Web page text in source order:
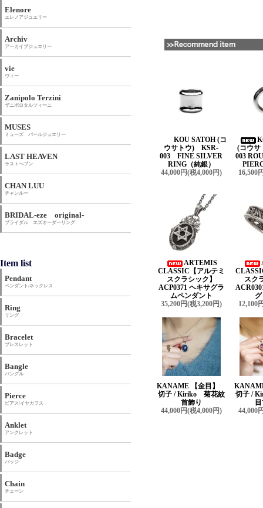
KOU SATOH (コ
ウサトウ) KSR-
003 FINE SILVER
RING（純銀）
44,000円(税4,000円)
(コウ
003
16,500
ARTEMIS
CLASSIC【アルテミ
スクラシック】
ACP0371 ヘキサグラ
ムペンダント
35,200円(税3,200円)
スク
12,100
KANAME 【金目】
切子 / Kiriko 菊花紋
首飾り
44,000円(税4,000円)
切子 /
44,000
Elenore
エレノアジュエリー
Archiv
アーカイブジュエリー
vie
ヴィー
Zanipolo Terzini
ザニポロタルツィーニ
MUSES
ミューズ パールジュエリー
LAST HEAVEN
ラストヘブン
CHAN LUU
チャンルー
BRIDAL-eze original-
ブライダル エズオーダーリング
Item list
Pendant
ペンダント/ネックレス
Ring
リング
Bracelet
ブレスレット
Bangle
バングル
Pierce
ピアス/イヤカフス
Anklet
アンクレット
Badge
バッジ
Chain
チェーン